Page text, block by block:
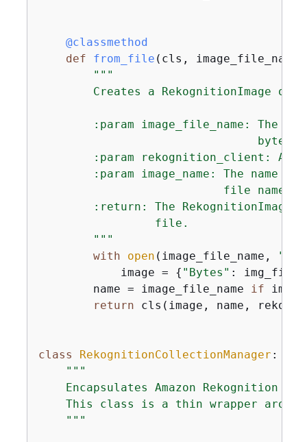
    @classmethod
def
from_file ( cls,
"""
Creates a RekognitionImage
:param image_file_name: The
bytes
:param rekognition_client: A
:param image_name: The name
file name
:return: The RekognitionImage
                 file.
        """
with
open (image_file_name, "rb"
            image =
{ "Bytes" :
        name = image_file_name
if
return cls(image, name,
class RekognitionCollectionManager :
"""
Encapsulates Amazon Rekognition
This class is a thin wrapper
    """